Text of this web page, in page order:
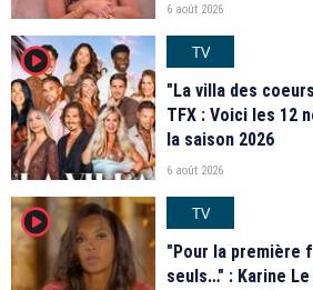
6 août 2026
player2
TV
"La villa des
TFX : Voici les 12
la saison 2026
6 août 2026
player2
TV
"Pour la première
seuls…" : Karine